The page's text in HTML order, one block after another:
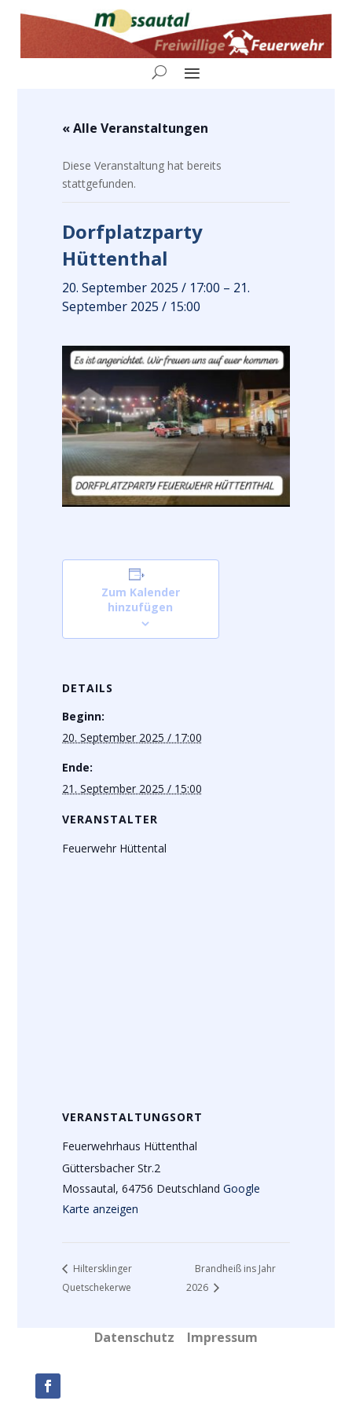
« Alle Veranstaltungen
Diese Veranstaltung hat bereits
stattgefunden.
Dorfplatzparty
Hüttenthal
20. September 2025 / 17:00 – 21.
September 2025 / 15:00
Zum Kalender
hinzufügen
DETAILS
Beginn:
20. September 2025 / 17:00
Ende:
21. September 2025 / 15:00
VERANSTALTER
Feuerwehr Hüttental
VERANSTALTUNGSORT
Feuerwehrhaus Hüttenthal
Güttersbacher Str.2
Mossautal, 64756 Deutschland Google
Karte anzeigen
Hiltersklinger
Quetschekerwe
Brandheiß ins Jahr
2026
Datenschutz Impressum